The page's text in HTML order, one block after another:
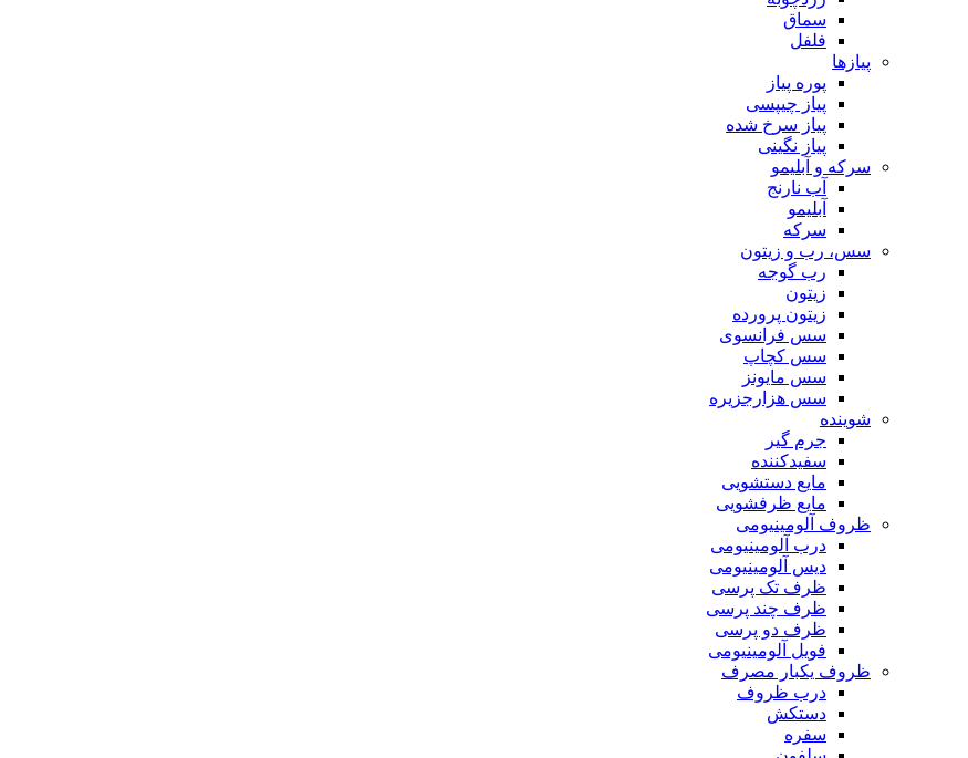
سماق
فلفل
پیازها
پوره پیاز
پیاز چیپسی
پیاز سرخ شده
پیاز نگینی
سرکه و آبلیمو
آب نارنج
آبلیمو
سرکه
سس، رب و زیتون
رب گوجه
زیتون
زیتون پرورده
سس فرانسوی
سس کچاپ
سس مایونز
سس هزارجزیره
شوینده
جرم گیر
سفیدکننده
مایع دستشویی
مایع ظرفشویی
ظروف آلومینیومی
درب آلومینیومی
دیس آلومینیومی
ظرف تک پرسی
ظرف چند پرسی
ظرف دو پرسی
فویل آلومینیومی
ظروف یکبار مصرف
درب ظروف
دستکش
سفره